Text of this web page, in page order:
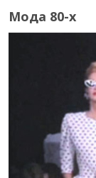
Мода 80-х